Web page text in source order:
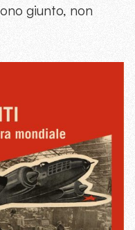
giunto, non